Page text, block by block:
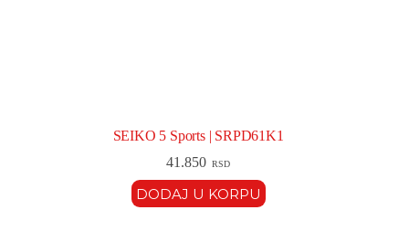
SEIKO 5 Sports | SRPD61K1
41.850 RSD
DODAJ U KORPU